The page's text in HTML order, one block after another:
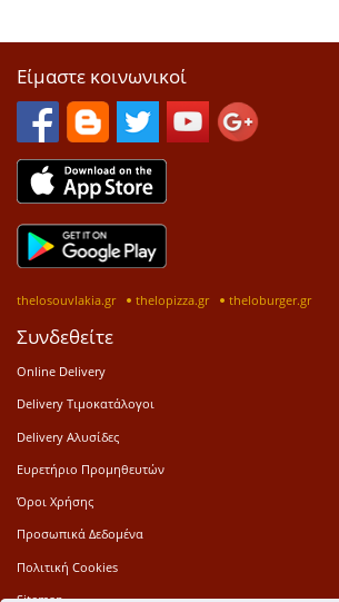
Είμαστε κοινωνικοί
thelosouvlakia.gr thelopizza.gr theloburger.gr
Συνδεθείτε
Online Delivery
Delivery Τιμοκατάλογοι
Delivery Αλυσίδες
Ευρετήριο Προμηθευτών
Όροι Χρήσης
Προσωπικά Δεδομένα
Πολιτική Cookies